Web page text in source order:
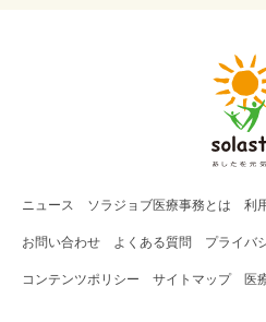
ニュース ソラジョブ医療事務 とは 利
お問い合わせ よくある質問 プライバ
コンテンツポリシー サイトマップ 医